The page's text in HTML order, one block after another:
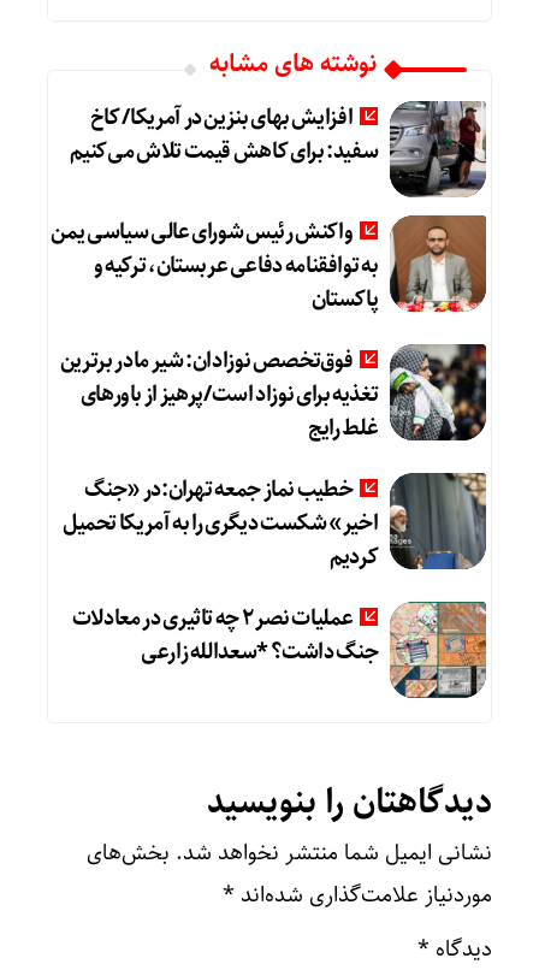
نوشته های مشابه
افزایش بهای بنزین در آمریکا/ کاخ
سفید: برای کاهش قیمت تلاش می‌کنیم
واکنش رئیس شورای عالی سیاسی یمن
به توافقنامه دفاعی عربستان، ترکیه و
پاکستان
فوق‌تخصص نوزادان: شیر مادر برترین
تغذیه برای نوزاد است/پرهیز از باورهای
غلط رایج
خطیب نماز جمعه تهران:در «جنگ
اخیر» شکست دیگری را به آمریکا تحمیل
کردیم
عملیات نصر ۲ چه تاثیری در معادلات
جنگ داشت؟ *سعدالله زارعی
دیدگاهتان را بنویسید
نشانی ایمیل شما منتشر نخواهد شد. بخش‌های
موردنیاز علامت‌گذاری شده‌اند *
دیدگاه *